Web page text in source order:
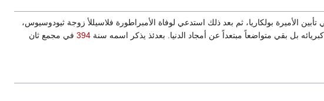
الأميرة بولكاريا، ثم بعد ذلك استدعي لوفاة الأمبراطورة فلاسيللأ زوجة ثيودوسيوس،
بل بقي متواضعاً مبتعداً عن أمجاد الدنيا. بعدئذ يذكر اسمه سنة 394 في مجمع ثان